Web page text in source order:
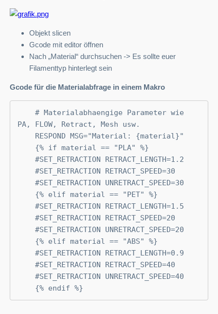
Objekt slicen
Gcode mit editor öffnen
Nach „Material“ durchsuchen -> Es sollte euer
Filamenttyp hinterlegt sein
Gcode für die Materialabfrage in einem Makro
PA, FLOW, Retract, Mesh usw.
    {% endif %}